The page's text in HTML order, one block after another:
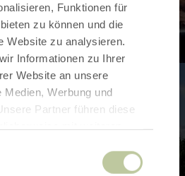
Funktionen für
zu können und die
Website zu analysieren.
Informationen zu Ihrer
Website an unsere
Medien, Werbung und
Partner führen diese
Rahmen Ihrer Nutzung